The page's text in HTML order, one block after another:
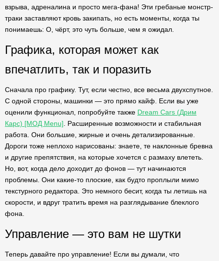
взрыва, адреналина и просто мега-фана! Эти гребаные монстр-
траки заставляют кровь закипать, но есть моменты, когда ты
понимаешь: О, чёрт, это чуть больше, чем я ожидал.
Графика, которая может как
впечатлить, так и поразить
Сначала про графику. Тут, если честно, все весьма двухспутное.
С одной стороны, машинки — это прямо кайф. Если вы уже
оценили функционал, попробуйте также Dream Cars (Дрим
Карс) [МОД Menu] . Расширенные возможности и стабильная
работа. Они большие, жирные и очень детализированные.
Дороги тоже неплохо нарисованы: знаете, те наклонные бревна
и другие препятствия, на которые хочется с размаху влететь.
Но, вот, когда дело доходит до фонов — тут начинаются
проблемы. Они какие-то плоские, как будто проплыли мимо
текстурного редактора. Это немного бесит, когда ты летишь на
скорости, и вдруг тратить время на разглядывание блеклого
фона.
Управление — это вам не шутки
Теперь давайте про управление! Если вы думали, что